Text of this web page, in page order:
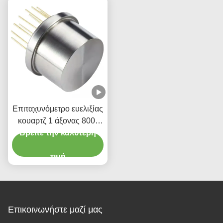
Επιταχυνόμετρο ευελιξίας
κουαρτζ 1 άξονας 800-
2500Hz με υψηλή
Βρείτε την καλύτερη
τιμή
Επικοινωνήστε μαζί μας